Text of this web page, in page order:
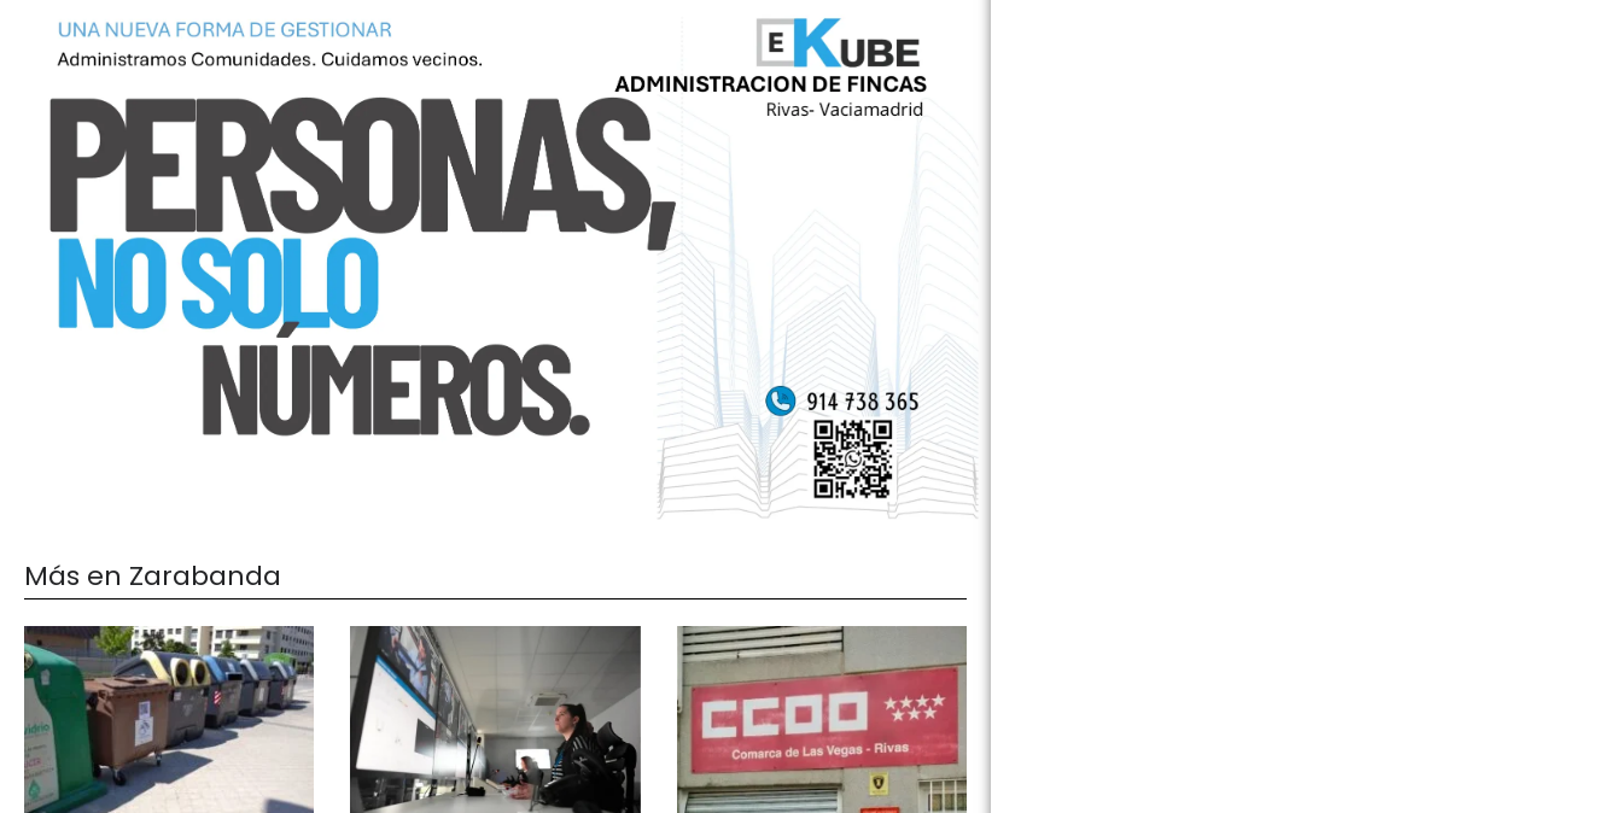
Más en Zarabanda